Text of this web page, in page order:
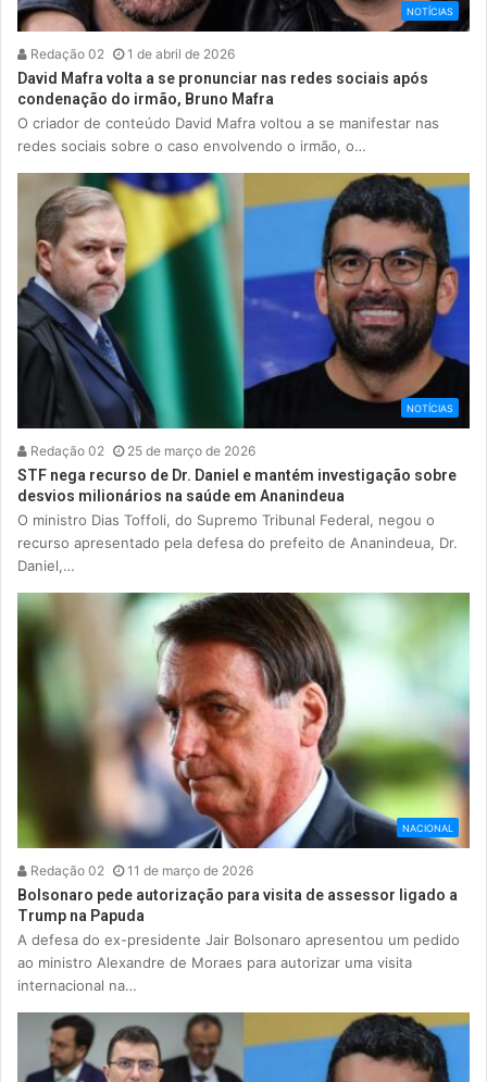
NOTÍCIAS
Redação 02 1 de abril de 2026
David Mafra volta a se pronunciar nas redes sociais após
condenação do irmão, Bruno Mafra
O criador de conteúdo David Mafra voltou a se manifestar nas
redes sociais sobre o caso envolvendo o irmão, o…
NOTÍCIAS
Redação 02 25 de março de 2026
STF nega recurso de Dr. Daniel e mantém investigação sobre
desvios milionários na saúde em Ananindeua
O ministro Dias Toffoli, do Supremo Tribunal Federal, negou o
recurso apresentado pela defesa do prefeito de Ananindeua, Dr.
Daniel,…
NACIONAL
Redação 02 11 de março de 2026
Bolsonaro pede autorização para visita de assessor ligado a
Trump na Papuda
A defesa do ex-presidente Jair Bolsonaro apresentou um pedido
ao ministro Alexandre de Moraes para autorizar uma visita
internacional na…